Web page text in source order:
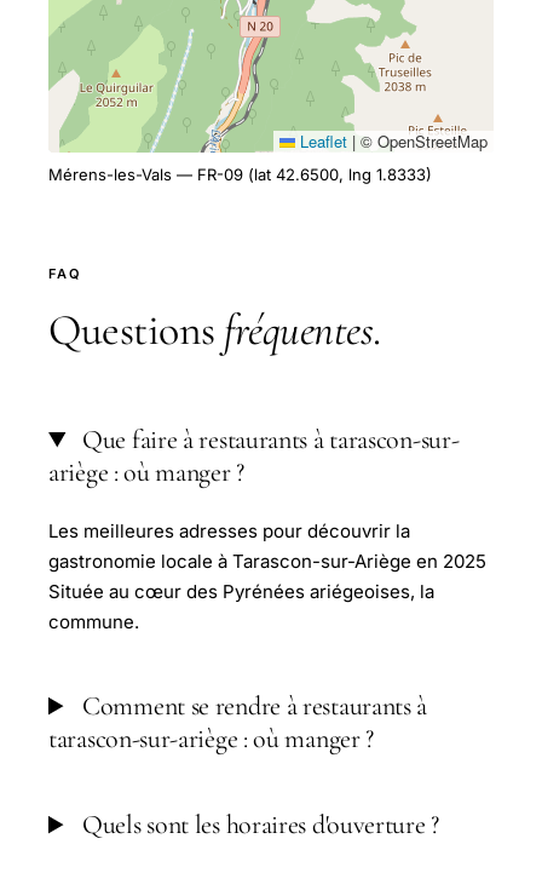
Leaflet | © OpenStreetMap
Mérens-les-Vals — FR-09 (lat 42.6500, lng 1.8333)
FAQ
Questions fréquentes.
Que faire à restaurants à tarascon-sur-
ariège : où manger ?
Les meilleures adresses pour découvrir la
gastronomie locale à Tarascon-sur-Ariège en 2025
Située au cœur des Pyrénées ariégeoises, la
commune.
Comment se rendre à restaurants à
tarascon-sur-ariège : où manger ?
Quels sont les horaires d'ouverture ?